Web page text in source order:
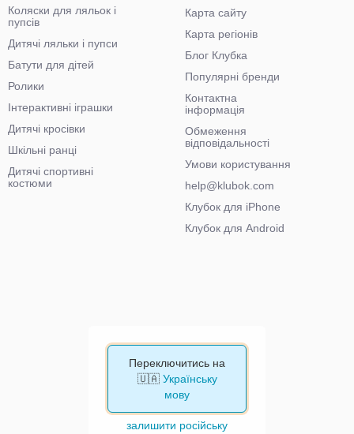
Коляски для ляльок і
пупсів
Дитячі ляльки і пупси
Батути для дітей
Ролики
Інтерактивні іграшки
Дитячі кросівки
Шкільні ранці
Дитячі спортивні
костюми
Карта сайту
Карта регіонів
Блог Клубка
Популярні бренди
Контактна
інформація
Обмеження
відповідальності
Умови користування
help@klubok.com
Клубок для iPhone
Клубок для Android
Переключитись на
🇺🇦 Українську
мову
залишити російську